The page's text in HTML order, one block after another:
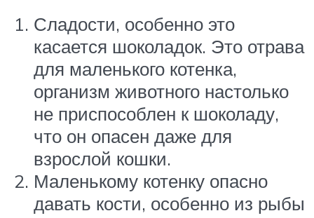
Сладости, особенно это
касается шоколадок. Это отрава
для маленького котенка,
организм животного настолько
не приспособлен к шоколаду,
что он опасен даже для
взрослой кошки.
Маленькому котенку опасно
давать кости, особенно из рыбы